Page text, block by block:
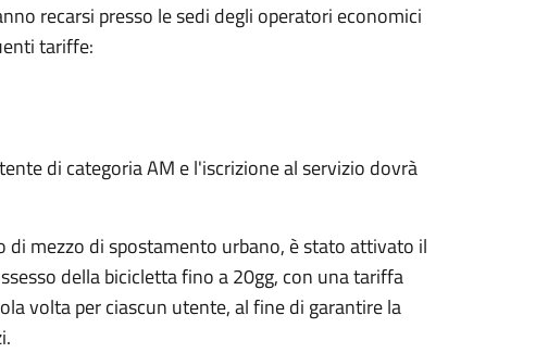
recarsi presso le sedi degli operatori economici
tariffe:
di categoria AM e l'iscrizione al servizio dovrà
mezzo di spostamento urbano, è stato attivato il
della bicicletta fino a 20gg, con una tariffa
volta per ciascun utente, al fine di garantire la